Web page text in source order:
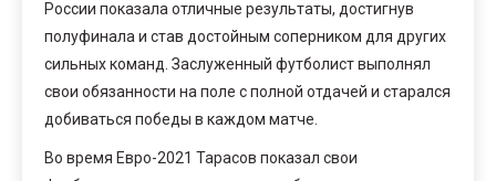
России показала отличные результаты, достигнув
полуфинала и став достойным соперником для других
сильных команд. Заслуженный футболист выполнял
свои обязанности на поле с полной отдачей и старался
добиваться победы в каждом матче.
Во время Евро-2021 Тарасов показал свои